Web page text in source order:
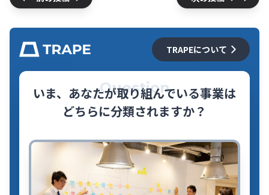
TRAPEについて
Question
いま、あなたが取り組んでいる事業は
どちらに分類されますか？